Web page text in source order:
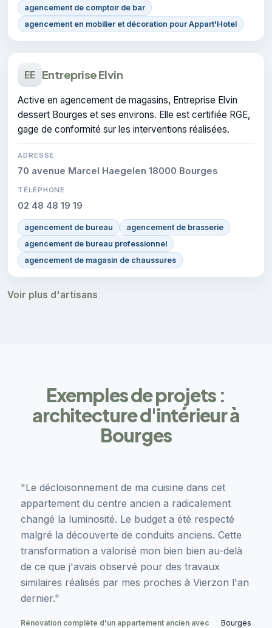
agencement de comptoir de bar
agencement en mobilier et décoration pour Appart'Hotel
EE Entreprise Elvin
Active en agencement de magasins, Entreprise Elvin
dessert Bourges et ses environs. Elle est certifiée RGE,
gage de conformité sur les interventions réalisées.
ADRESSE
70 avenue Marcel Haegelen 18000 Bourges
TÉLÉPHONE
02 48 48 19 19
agencement de bureau
agencement de brasserie
agencement de bureau professionnel
agencement de magasin de chaussures
Voir plus d'artisans
Exemples de projets :
architecture d'intérieur à
Bourges
"Le décloisonnement de ma cuisine dans cet
appartement du centre ancien a radicalement
changé la luminosité. Le budget a été respecté
malgré la découverte de conduits anciens. Cette
transformation a valorisé mon bien bien au-delà
de ce que j'avais observé pour des travaux
similaires réalisés par mes proches à Vierzon l'an
dernier."
Rénovation complète d'un appartement ancien avec
Bourges